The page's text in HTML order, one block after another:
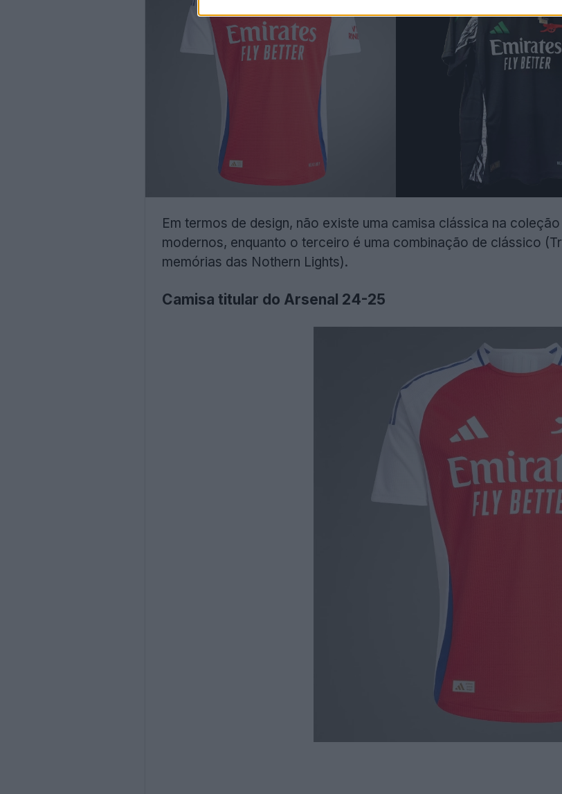
Em termos de design, não existe uma camisa clássica na
modernos, enquanto o terceiro é uma combinação de clássico
memórias das Nothern Lights).
Camisa titular do Arsenal 24-25